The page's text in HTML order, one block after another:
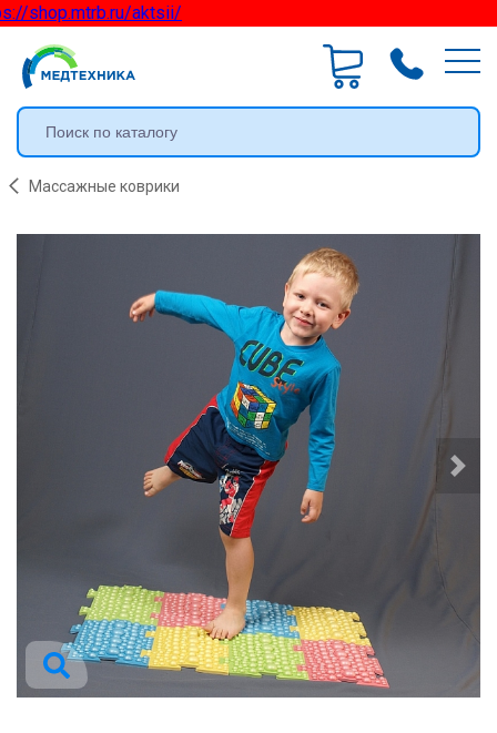
shop.mtrb.ru/aktsii/
Массажные коврики